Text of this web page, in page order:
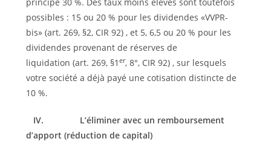
possibles : 15 ou 20 % pour les dividendes «VVPR-
bis» (art. 269, §2, CIR 92) , et 5, 6,5 ou 20 % pour les
dividendes provenant de réserves de
liquidation (art. 269, §1 er, 8°, CIR 92) , sur lesquels
votre société a déjà payé une cotisation distincte de
10 %.
IV. L’éliminer avec un remboursement
d’apport (réduction de capital)